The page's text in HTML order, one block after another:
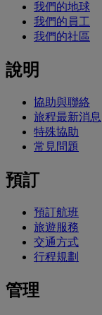
我們的地球
我們的員工
我們的社區
說明
協助與聯絡
旅程最新消息
特殊協助
常見問題
預訂
預訂航班
旅遊服務
交通方式
行程規劃
管理